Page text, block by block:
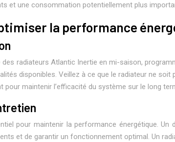
et une consommation potentiellement plus
la performance
radiateurs Atlantic Inertie en mi-saison,
disponibles. Veillez à ce que le radiateur ne
pour maintenir l’efficacité du système sur le long
pour maintenir la performance énergétique.
et de garantir un fonctionnement optimal. Un